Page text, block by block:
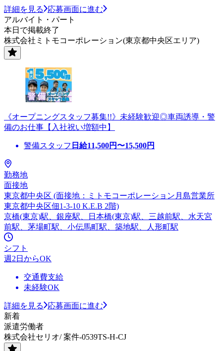
詳細を見る
応募画面に進む
アルバイト・パート
本日で掲載終了
株式会社ミトモコーポレーション(東京都中央区エリア)
《オープニングスタッフ募集!!》未経験歓迎◎車両誘導・警
備のお仕事【入社祝い増額中】
警備スタッフ 日給11,500円〜15,500円
勤務地
面接地
東京都中央区 (面接地：ミトモコーポレーション月島営業所
東京都中央区佃1-3-10 K.E.B 2階)
京橋(東京)駅、銀座駅、日本橋(東京)駅、三越前駅、水天宮
前駅、茅場町駅、小伝馬町駅、築地駅、人形町駅
シフト
週2日からOK
交通費支給
未経験OK
詳細を見る
応募画面に進む
新着
派遣労働者
株式会社セリオ/ 案件-0539TS-H-CJ